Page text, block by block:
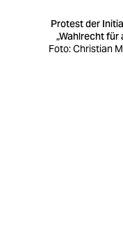
Protest der
„Wahlrecht für
Foto: Christian